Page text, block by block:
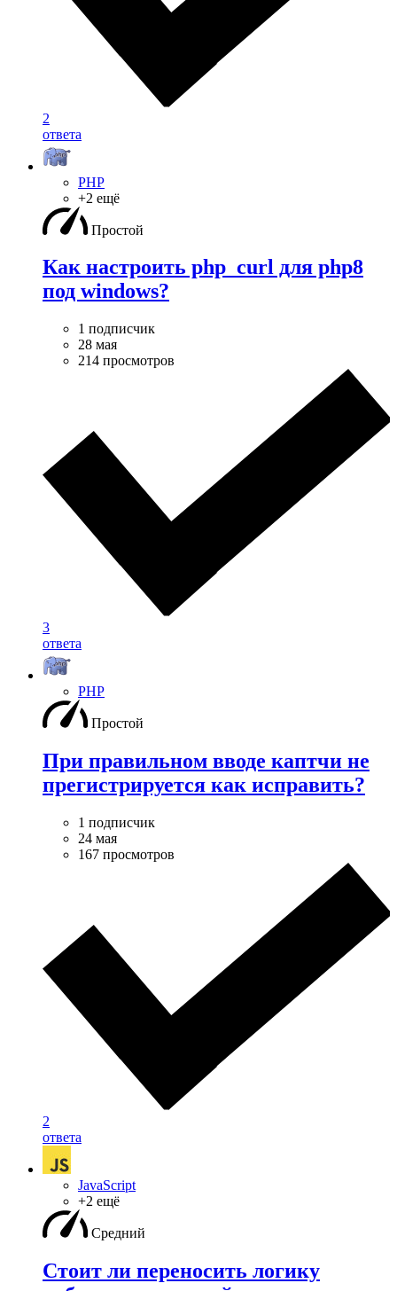
2
ответа
PHP
+2 ещё
Простой
Как настроить php_curl для php8
под windows?
1 подписчик
28 мая
214 просмотров
3
ответа
PHP
Простой
При правильном вводе каптчи не
прегистрируется как исправить?
1 подписчик
24 мая
167 просмотров
2
ответа
JavaScript
+2 ещё
Средний
Стоит ли переносить логику